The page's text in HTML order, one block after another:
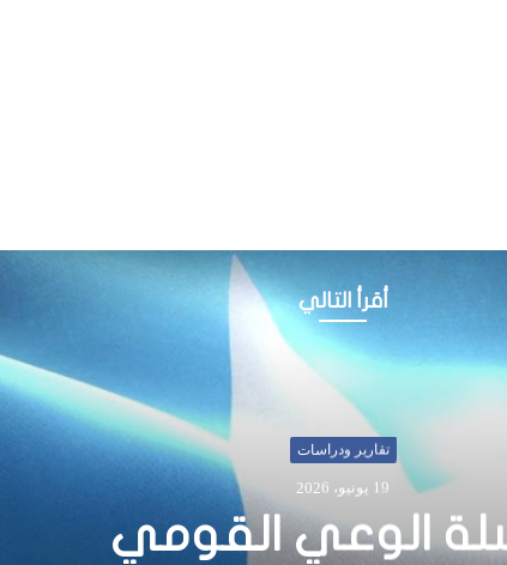
أقرأ التالي
أخبار
في كملة جيمس سوان
لمجلس الأمن حول الوضع